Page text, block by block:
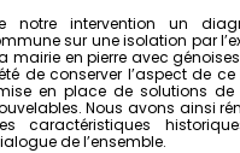
notre intervention un
sur une isolation par
mairie en pierre avec
de conserver l’aspect de
en place de solutions
Nous avons ainsi
caractéristiques
de l’ensemble.